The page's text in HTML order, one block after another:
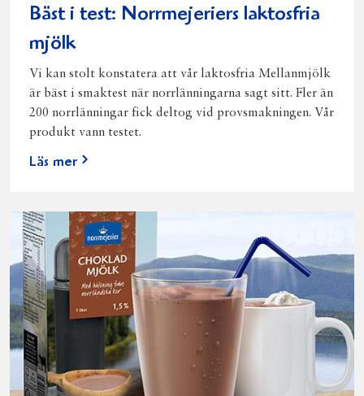
Bäst i test: Norrmejeriers laktosfria
mjölk
Vi kan stolt konstatera att vår laktosfria Mellanmjölk
är bäst i smaktest när norrlänningarna sagt sitt. Fler än
200 norrlänningar fick deltog vid provsmakningen. Vår
produkt vann testet.
Läs mer